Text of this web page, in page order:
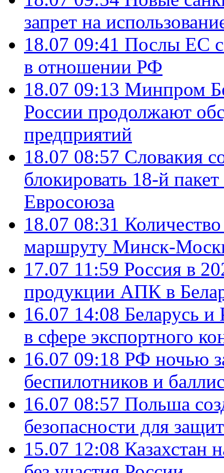
запрет на
18.07 09:41 Послы ЕС
в отношении РФ
18.07 09:13 Минпром
России продолжают
предприятий
18.07 08:57 Словакия
блокировать 18-й
Евросоюза
18.07 08:31
маршруту Минск-
17.07 11:59 Россия в
продукции АПК в
16.07 14:08 Беларусь и
в сфере экспортного
16.07 09:18 РФ ночью
беспилотников и
16.07 08:57 Польша
безопасности для
15.07 12:08 Казахстан